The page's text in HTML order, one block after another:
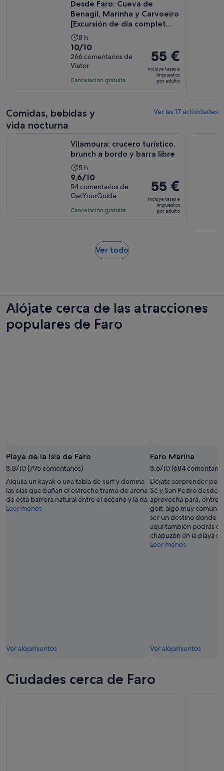
de
45 €
Desde Faro: Cueva de
Benagil, Marinha y Carvoeiro
[Excursión de día complet...
La
duración
de
la
actividad
8 horas
8 h
10.0
sobre
10
con
10/10
266 comentarios de
Viator
Cancelación gratuita
El
precio
es
de
adulto
55 €
incluye tasas e
impuestos
por adulto
Comidas, bebidas y
vida nocturna
Ver las 17 actividades
Vilamoura: crucero turístico,
brunch a bordo y barra libre
La
duración
de
la
actividad
5 horas
5 h
9.6
sobre
10
con
9,6/10
54 comentarios de
GetYourGuide
Cancelación gratuita
El
precio
es
de
55 €
incluye tasas e
impuestos
por adulto
Ver todoSe
Alójate cerca de las atracciones
populares de Faro
Playa de la Isla de Faro
8.8/10 (795 comentarios)
Alquila un kayak o una tabla de surf y domina
las olas que bañan el estrecho tramo de arena
de esta barrera natural entre el océano y la ría.
Leer menos
Ver alojamientos
Faro Marina
8.6/10 (684
Déjate sorprender por
Sé y San Pedro desde
aprovecha para, entre
golf, algo muy común
ser un destino donde
aquí también podrás
chapuzón en la playa o
Leer menos
Ver alojamientos
Ciudades cerca de Faro